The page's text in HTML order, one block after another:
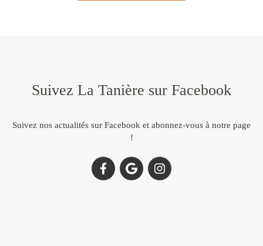
Suivez La Tanière sur Facebook
Suivez nos actualités sur Facebook et abonnez-vous à notre page
!